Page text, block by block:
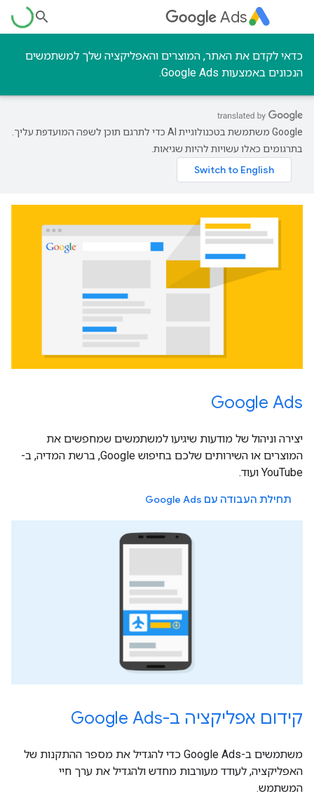
Ads
כדאי לקדם את האתר, המוצרים והאפליקציה שלך למשתמשים
הנכונים באמצעות Google Ads.
‫Google משתמשת בטכנולוגיית AI כדי לתרגם תוכן לשפה המועדפת עליך.
בתרגומים כאלו עשויות להיות שגיאות.
Google Ads
יצירה וניהול של מודעות שיגיעו למשתמשים שמחפשים את
המוצרים או השירותים שלכם בחיפוש Google, ברשת המדיה, ב-
YouTube ועוד.
תחילת העבודה עם Google Ads
קידום אפליקציה ב-Google Ads
משתמשים ב-Google Ads כדי להגדיל את מספר ההתקנות של
האפליקציה, לעודד מעורבות מחדש ולהגדיל את ערך חיי
המשתמש.